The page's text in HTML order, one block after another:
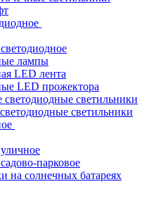
лампы
LED лента
LED прожектора
светильники
светильники
парковое
на солнечных батареях